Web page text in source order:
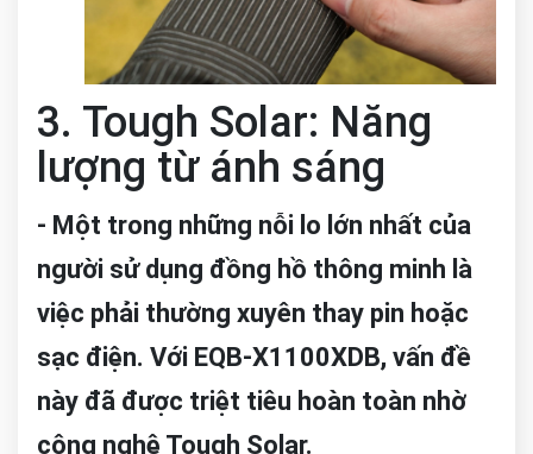
3. Tough Solar: Năng
lượng từ ánh sáng
- Một trong những nỗi lo lớn nhất của
người sử dụng đồng hồ thông minh là
việc phải thường xuyên thay pin hoặc
sạc điện. Với EQB-X1100XDB, vấn đề
này đã được triệt tiêu hoàn toàn nhờ
công nghệ Tough Solar.